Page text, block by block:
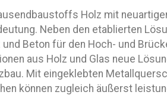
Holz mit
Neben den etablierten
Beton für den Hoch- und
aus Holz und Glas neue
Mit eingeklebten
können zugleich äußerst